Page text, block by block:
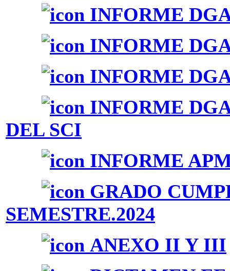
INFORME
INFORME
INFORME
INFORME
DEL SCI
INFORME
GRADO
SEMESTRE.2024
ANEXO II Y III